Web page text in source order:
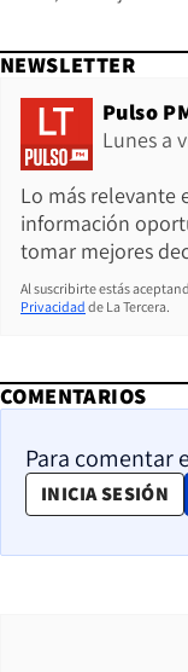
NEWSLETTER
Pulso
Lunes a
Lo más relevante
información
tomar mejores
Al suscribirte estás
Privacidad de La Tercera.
COMENTARIOS
Para comentar
INICIA SESIÓN